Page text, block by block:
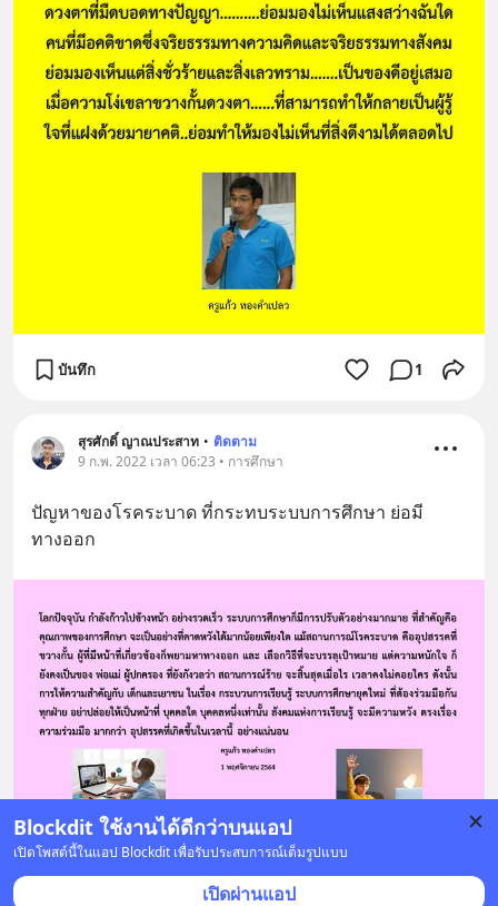
Blockdit ใช้งานได้ดีกว่าบนแอป
เปิดโพสต์นี้ในแอป Blockdit เพื่อรับประสบการณ์เต็มรูปแบบ
เปิดผ่านแอป
บันทึก 1
สุรศักดิ์ ญาณประสาท • ติดตาม
9 ก.พ. 2022 เวลา 06:23 • การศึกษา
ปัญหาของโรคระบาด ที่กระทบระบบการศึกษา ย่อมี
ทางออก
บันทึก